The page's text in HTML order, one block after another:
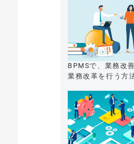
BPMSで、業務改
業務改革を行う方